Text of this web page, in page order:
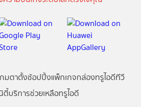
มตาตั้งช้อปปิ้งแพ็กเกจกล่องทรูไอดีทีวี
ตี้บริการช่วยเหลือทรูไอดี